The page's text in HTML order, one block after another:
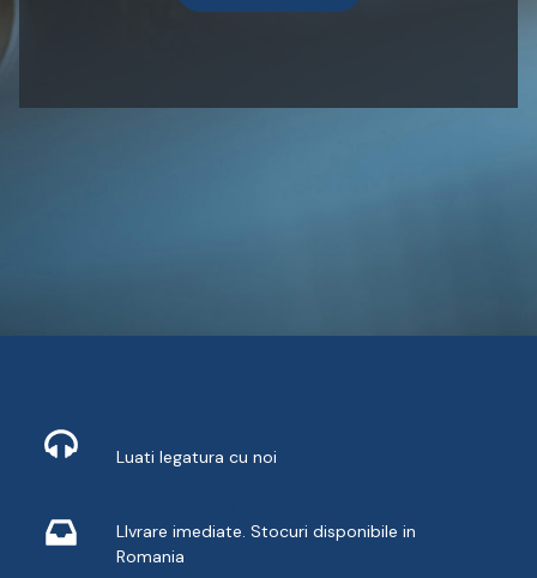
Luati legatura cu noi
LIvrare imediate. Stocuri disponibile in
Romania